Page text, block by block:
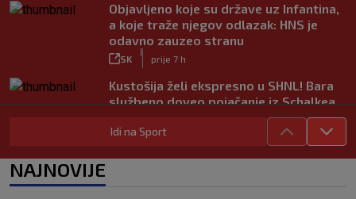
Objavljeno koje su države uz Infantina,
a koje traže njegov odlazak: HNS je
odavno zauzeo stranu
SK prije 7 h
Kustošija želi ekspresno u SHNL! Bara
službeno doveo pojačanje iz Schalkea
Tomiyasu se vraća u Premier ligu,
postat će suigrač bivšeg Vatrenog
Idi na Sport
NAJNOVIJE